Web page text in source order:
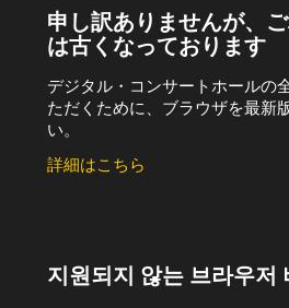
申し訳ありませんが、
は古くなっております
デジタル・コンサートホールの
ただくために、ブラウザを最新
い。
詳細はこちら
지원되지 않는 브라우저